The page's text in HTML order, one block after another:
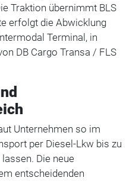
Traktion übernimmt BLS
erfolgt die Abwicklung
Terminal, in
DB Cargo Transa / FLS
Unternehmen so im
per Diesel-Lkw bis zu
Die neue
entscheidenden